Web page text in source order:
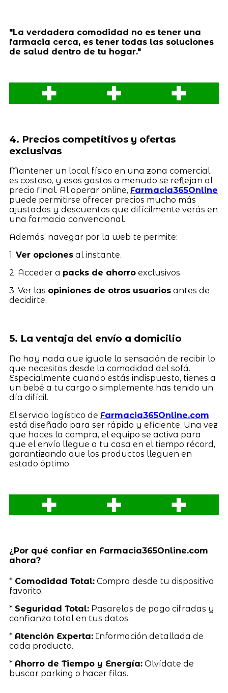
"La verdadera comodidad no es tener una
farmacia cerca, es tener todas las soluciones
de salud dentro de tu hogar."
4. Precios competitivos y ofertas
exclusivas
Mantener un local físico en una zona comercial
es costoso, y esos gastos a menudo se reflejan al
precio final. Al operar online, Farmacia365Online
puede permitirse ofrecer precios mucho más
ajustados y descuentos que difícilmente verás en
una farmacia convencional.
Además, navegar por la web te permite:
1. Ver opcionesal instante.
2. Acceder a packs de ahorroexclusivos.
3. Ver las opiniones de otros usuariosantes de
decidirte.
5. La ventaja del envío a domicilio
No hay nada que iguale la sensación de recibir lo
que necesitas desde la comodidad del sofá.
Especialmente cuando estás indispuesto, tienes a
un bebé a tu cargo o simplemente has tenido un
día difícil.
El servicio logístico de Farmacia365Online.com
está diseñado para ser rápido y eficiente. Una vez
que haces la compra, el equipo se activa para
que el envío llegue a tu casa en el tiempo récord,
garantizando que los productos lleguen en
estado óptimo.
¿Por qué confiar en Farmacia365Online.com
ahora?
* Comodidad Total:Compra desde tu dispositivo
favorito.
* Seguridad Total:Pasarelas de pago cifradas y
confianza total en tus datos.
* Atención Experta:Información detallada de
cada producto.
* Ahorro de Tiempo y Energía:Olvídate de
buscar parking o hacer filas.